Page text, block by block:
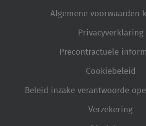
Algemene voorwaarden
Privacyverklaring
Precontractuele
Cookiebeleid
Beleid inzake verantwoorde
Verzekering